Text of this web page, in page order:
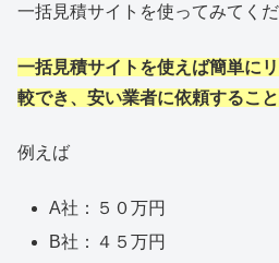
一括見積サイトを使ってみてくだ
一括見積サイトを使えば簡単に
較でき、安い業者に依頼すること
例えば
A社：５０万円
B社：４５万円